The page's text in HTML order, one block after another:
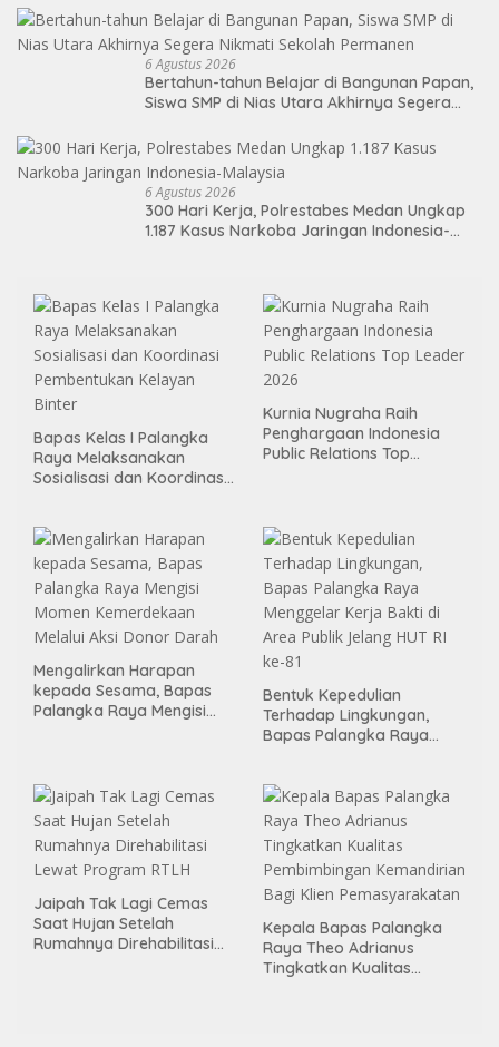
6 Agustus 2026
Bertahun-tahun Belajar di Bangunan Papan,
Siswa SMP di Nias Utara Akhirnya Segera
6 Agustus 2026
300 Hari Kerja, Polrestabes Medan Ungkap
1.187 Kasus Narkoba Jaringan Indonesia-
Bapas Kelas I Palangka
Raya Melaksanakan
Sosialisasi dan Koordinasi
Kurnia Nugraha Raih
Penghargaan Indonesia
Public Relations Top
Mengalirkan Harapan
kepada Sesama, Bapas
Palangka Raya Mengisi
Bentuk Kepedulian
Terhadap Lingkungan,
Bapas Palangka Raya
ke-81
Jaipah Tak Lagi Cemas
Saat Hujan Setelah
Rumahnya Direhabilitasi
Kepala Bapas Palangka
Raya Theo Adrianus
Tingkatkan Kualitas